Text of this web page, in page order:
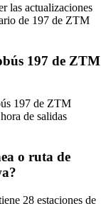
las actualizaciones
de 197 de ZTM
197 de ZTM
197 de ZTM
de salidas
o ruta de
28 estaciones de